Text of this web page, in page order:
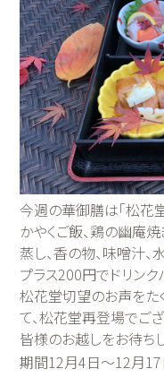
今週の華御膳は「松花堂
かやくご飯、鶏の幽庵
蒸し、香の物、味噌汁、
プラス200円でドリン
松花堂切望のお声をた
て、松花堂再登場でござ
皆様のお越しをお待ち
期間12月4日～12月17